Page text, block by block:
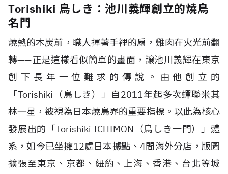
Torishiki 鳥しき：池川義輝創立的燒鳥
名門
燒熱的木炭前，職人揮著手裡的扇，雞肉在火光前翻
轉——正是這樣看似簡單的畫面，讓池川義輝在東京
創下長年一位難求的傳說。由他創立的
「Torishiki （鳥しき）」自2011 年起多次蟬聯米其
林一星，被視為日本燒鳥界的重要指標。以此為核心
發展出的「Torishiki ICHIMON （鳥しき一門）」體
系，如今已坐擁12處日本據點、4間海外分店，版圖
擴張至東京、京都、紐約、上海、香港、台北等城